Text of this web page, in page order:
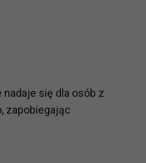
się dla osób z
zapobiegając
trzecich będzie odbywać się